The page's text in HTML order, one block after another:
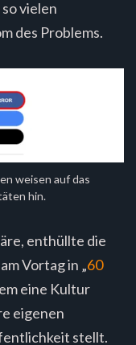
vielen
des Problems.
weisen auf das
hin.
enthüllte die
Vortag in „60
eine Kultur
eigenen
stellt.